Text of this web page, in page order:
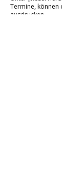
Termine,
ausdrucken.